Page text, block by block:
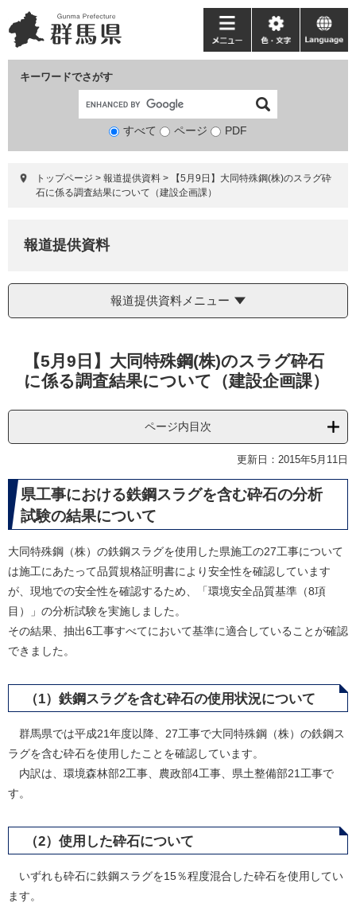
ー
ジ
ニ
ュ
て
キーワードでさがす
検
象
すべて ページ PDF
メ
ニ
ー
色・
文
language
トップページ > 報道提供資料 >
【5月9日】大同特殊鋼(株)のスラグ砕
石に係る調査結果について（建設企画課）
報道提供資料
報道提供資料メニュー
【5月9日】大同特殊鋼(株)のスラグ砕石
に係る調査結果について（建設企画課）
ページ内目次
更新日：2015年5月11日
県工事における鉄鋼スラグを含む砕石の分析
試験の結果について
大同特殊鋼（株）の鉄鋼スラグを使用した県施工の27工事について
は施工にあたって品質規格証明書により安全性を確認しています
が、現地での安全性を確認するため、「環境安全品質基準（8項
目）」の分析試験を実施しました。
その結果、抽出6工事すべてにおいて基準に適合していることが確認
できました。
（1）鉄鋼スラグを含む砕石の使用状況について
群馬県では平成21年度以降、27工事で大同特殊鋼（株）の鉄鋼ス
ラグを含む砕石を使用したことを確認しています。
内訳は、環境森林部2工事、農政部4工事、県土整備部21工事で
す。
（2）使用した砕石について
いずれも砕石に鉄鋼スラグを15％程度混合した砕石を使用してい
ます。